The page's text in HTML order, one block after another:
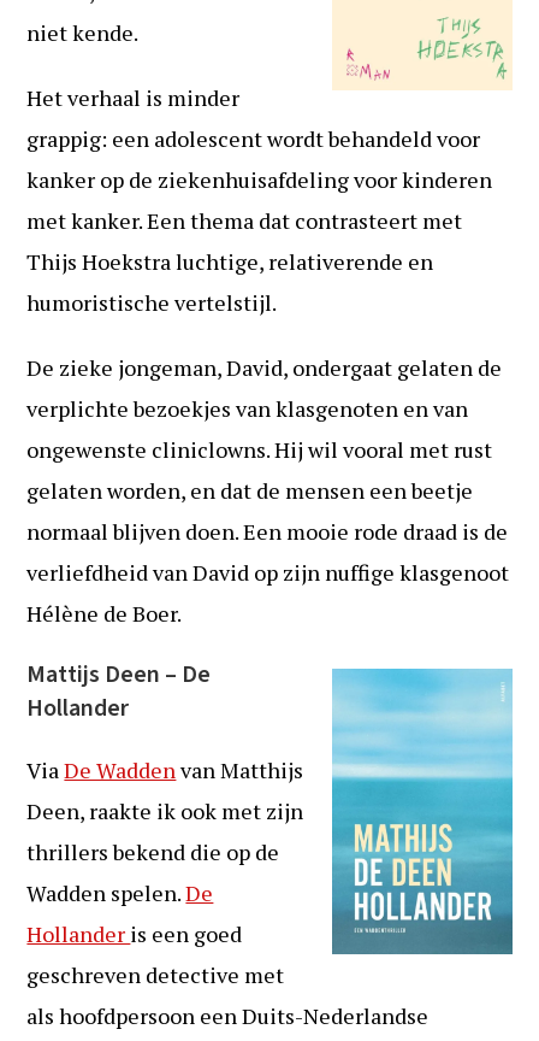
niet kende.
Het verhaal is minder
grappig: een adolescent wordt behandeld voor
kanker op de ziekenhuisafdeling voor kinderen
met kanker. Een thema dat contrasteert met
Thijs Hoekstra luchtige, relativerende en
humoristische vertelstijl.
De zieke jongeman, David, ondergaat gelaten de
verplichte bezoekjes van klasgenoten en van
ongewenste cliniclowns. Hij wil vooral met rust
gelaten worden, en dat de mensen een beetje
normaal blijven doen. Een mooie rode draad is de
verliefdheid van David op zijn nuffige klasgenoot
Hélène de Boer.
Mattijs Deen – De
Hollander
ViaDe Waddenvan Matthijs
Deen, raakte ik ook met zijn
thrillers bekend die op de
Wadden spelen.De
Hollander is een goed
geschreven detective met
als hoofdpersoon een Duits-Nederlandse